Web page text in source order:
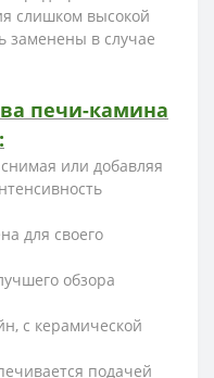
слишком высокой
заменены в случае
печи-камина
или добавляя
для своего
обзора
с керамической
подачей